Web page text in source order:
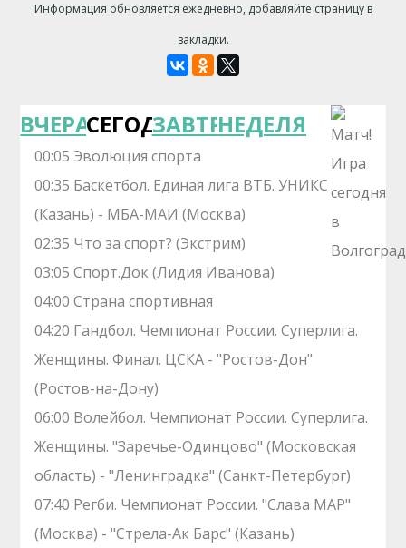
Информация обновляется ежедневно, добавляйте страницу в
закладки.
ВЧЕРАСЕГОДНЯЗАВТРАНЕДЕЛЯ
00:05 Эволюция спорта
00:35 Баскетбол. Единая лига ВТБ. УНИКС
(Казань) - МБА-МАИ (Москва)
02:35 Что за спорт? (Экстрим)
03:05 Спорт.Док (Лидия Иванова)
04:00 Страна спортивная
04:20 Гандбол. Чемпионат России. Суперлига.
Женщины. Финал. ЦСКА - "Ростов-Дон"
(Ростов-на-Дону)
06:00 Волейбол. Чемпионат России. Суперлига.
Женщины. "Заречье-Одинцово" (Московская
область) - "Ленинградка" (Санкт-Петербург)
07:40 Регби. Чемпионат России. "Слава МАР"
(Москва) - "Стрела-Ак Барс" (Казань)